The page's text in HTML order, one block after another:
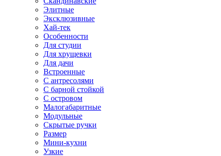
Элитные
Эксклюзивные
Хай-тек
Особенности
Для студии
Для хрущевки
Для дачи
Встроенные
С антресолями
С барной стойкой
С островом
Малогабаритные
Модульные
Скрытые ручки
Размер
Мини-кухни
Узкие